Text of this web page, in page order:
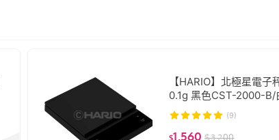
【HARIO】北極星電子
0.1g 黑色CST-2000-B/
-2000-W
(9)
$1,560 $3,200